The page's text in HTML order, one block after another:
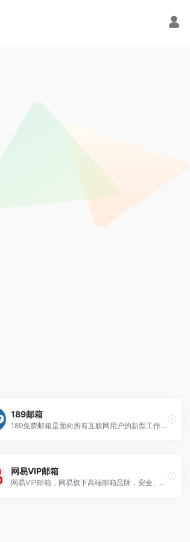
189邮箱
189免费邮箱是面向所有互联网用户的新型工作和商务邮箱，覆盖Web、Wap、 Pad、iOS、Android等多个终端，满足用户随时随地处理邮件需要。189邮箱提倡“简单”理念，产品功能、体验结合“简单”理念，让用户享受高效工作、轻松生活。
网易VIP邮箱
网易VIP邮箱，网易旗下高端邮箱品牌，安全、专业、高效的个人收费邮箱，精英人士必备。超大容量的邮箱，一对一管家服务，专属收发通道，海外服务器全球互通，超高垃圾病毒拦截率，支持400封邮件群发，20G超大附件，128G超大网盘，中英文邮箱，无广告界面，邮件恢复，邮件撤回等强大办公功能。20年的品质追求，高端个人办公请选择网易VIP邮箱！